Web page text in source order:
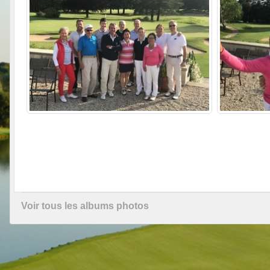
Voir tous les albums photos